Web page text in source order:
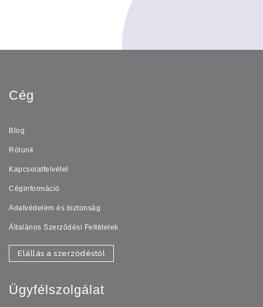
Cég
Blog
Rólunk
Kapcsolatfelvétel
Céginformáció
Adatvédelem és biztonság
Általános Szerződési Feltételek
Elállás a szerződéstől
Ügyfélszolgálat